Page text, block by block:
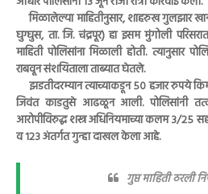
मिळालेल्या माहितीनुसार, शाहरुख गुलझार
घुग्घुस, ता. जि. चंद्रपूर) हा इसम मुंगोली
माहिती पोलिसांना मिळाली होती. त्यानुसार
राबवून संशयिताला ताब्यात घेतले.
झडतीदरम्यान त्याच्याकडून ५० हजार रुपये
जिवंत काडतुसे आढळून आली. पोलिसांनी
आरोपीविरुद्ध शस्त्र अधिनियमाच्या कलम ३/२५
व १२३ अंतर्गत गुन्हा दाखल केला आहे.
गुप्त माहिती ठरली